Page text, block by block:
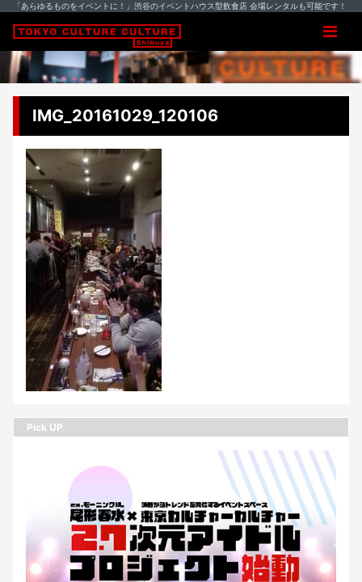
「あらゆるものをイベントに！」渋谷のイベントハウス型飲食店 会場レンタルも可能です！
IMG_20161029_120106
Pick UP